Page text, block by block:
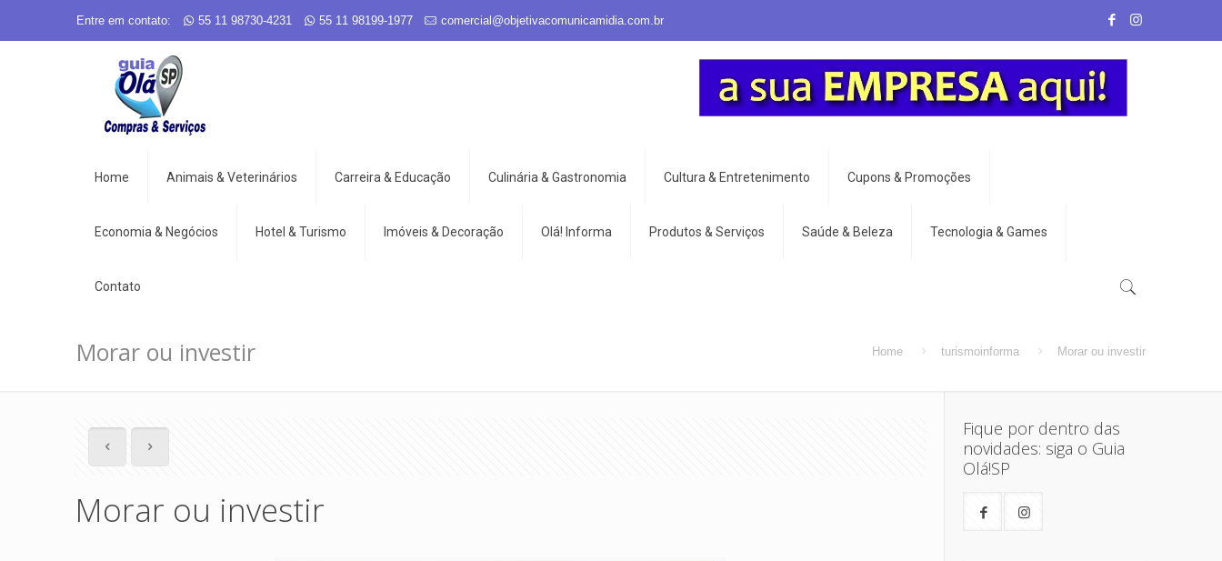
Entre em contato: 55 11 98730-4231 55 11 98199-1977 comercial@objetivacomunicamidia.com.br
Home Animais & Veterinários Carreira & Educação Culinária & Gastronomia Cultura & Entretenimento Cupons & Promoções
Economia & Negócios Hotel & Turismo Imóveis & Decoração Olá! Informa Produtos & Serviços Saúde & Beleza Tecnologia & Games
Contato
Morar ou investir Home turismoinforma Morar ou investir
Morar ou investir
Fique por dentro das
novidades: siga o Guia
Olá!SP